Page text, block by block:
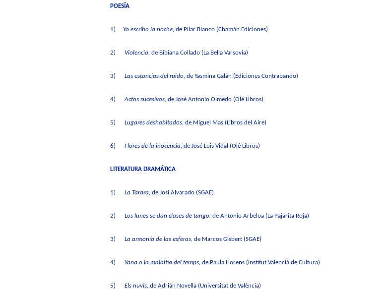
POESÍA
1) Yo escribo la noche, de Pilar Blanco (Chamán Ediciones)
2) Violencia, de Bibiana Collado (La Bella Varsovia)
3) Las estancias del ruido, de Yasmina Galán (Ediciones Contrabando)
4)Actos sucesivos, de José Antonio Olmedo (Olé Libros)
5) Lugares deshabitados, de Miguel Mas (Libros del Aire)
6) Flores de la inocencia, de José Luis Vidal (Olé Libros)
LITERATURA DRAMÁTICA
1) La Tarara, de Josi Alvarado (SGAE)
2) Los lunes se dan clases de tango, de Antonio Arbeloa (La Pajarita Roja)
3) La armonía de las esferas, de Marcos Gisbert (SGAE)
4) Yana o la malaltia del temps, de Paula Llorens (Institut Valencià de Cultura)
5) Els nuvis, de Adrián Novella (Universitat de València)